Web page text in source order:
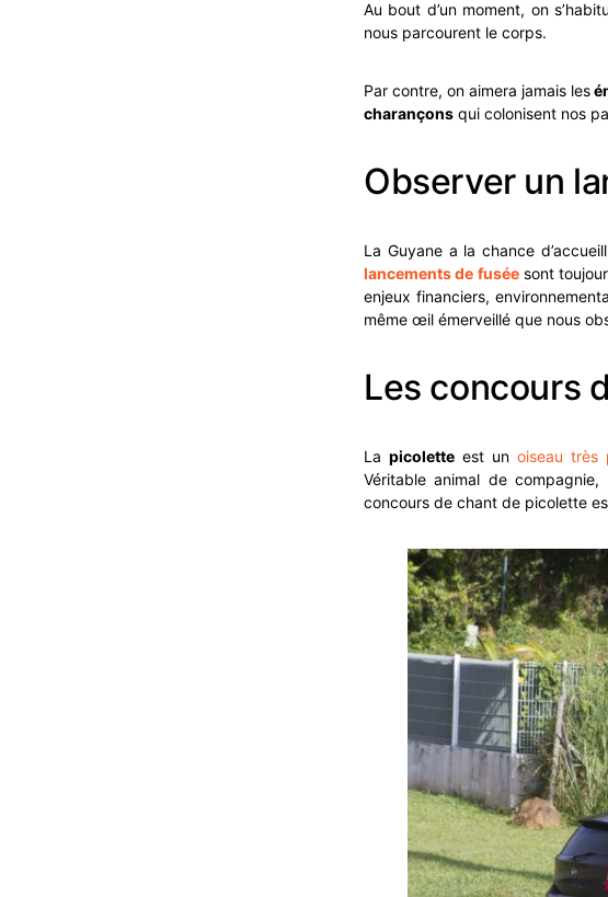
Au bout d’un moment, on
nous parcourent le corps.
Par contre, on aimera jamais les
charançons qui colonisent nos
Observer un
La Guyane a la chance
lancements de fuséesont
enjeux financiers,
même œil émerveillé que nous
Les concours
La picoletteest un oiseau très
Véritable animal de
concours de chant de picolette